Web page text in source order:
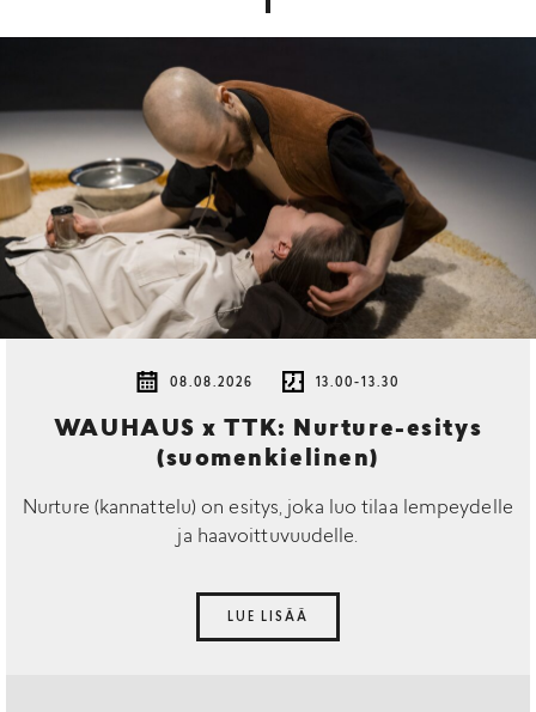
08.08.2026 13.00-13.30
WAUHAUS x TTK: Nurture-esitys
(suomenkielinen)
Nurture (kannattelu) on esitys, joka luo tilaa lempeydelle
ja haavoittuvuudelle.
LUE LISÄÄ